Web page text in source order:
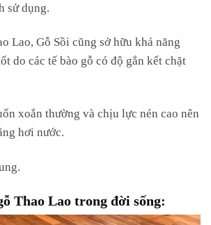
sử dụng.
Lao, Gỗ Sồi cũng sở hữu khả năng
do các tế bào gỗ có độ gắn kết chặt
xoắn thường và chịu lực nén cao nên
hơi nước.
Thao Lao trong đời sống: